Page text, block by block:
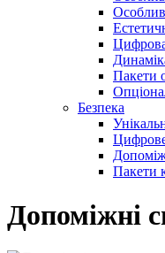
Пакети
Безпека
Пакети
Допоміжні